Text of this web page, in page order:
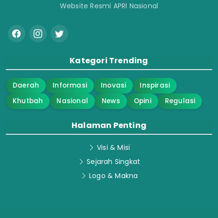
Website Resmi APRI Nasional
Kategori Trending
Daerah Informasi Inovasi
Inspirasi
Khutbah
Nasional News Opini Regulasi
Halaman Penting
Visi & Misi
Sejarah Singkat
Logo & Makna